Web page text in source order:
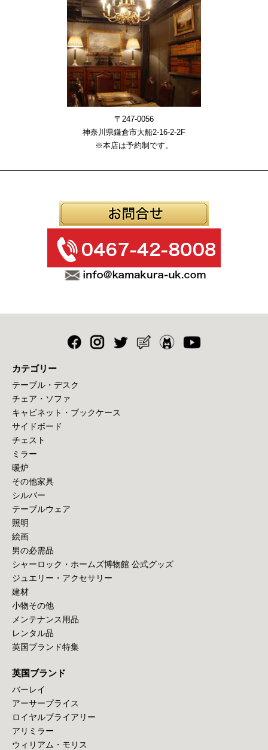
〒247-0056
神奈川県鎌倉市大船2-16-2-2F
※本店は予約制です。
カテゴリー
テーブル・デスク
チェア・ソファ
キャビネット・ブックケース
サイドボード
チェスト
ミラー
暖炉
その他家具
シルバー
テーブルウェア
照明
絵画
男の必需品
シャーロック・ホームズ博物館 公式グッズ
ジュエリー・アクセサリー
建材
小物その他
メンテナンス用品
レンタル品
英国ブランド特集
英国ブランド
バーレイ
アーサープライス
ロイヤルブライアリー
アリミラー
ウィリアム・モリス